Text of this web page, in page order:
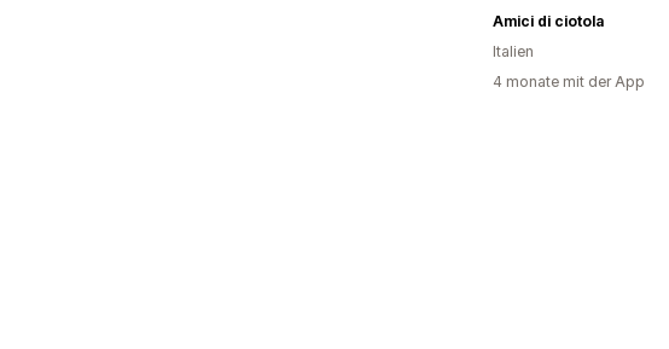
Amici di ciotola
Italien
4 monate mit der App